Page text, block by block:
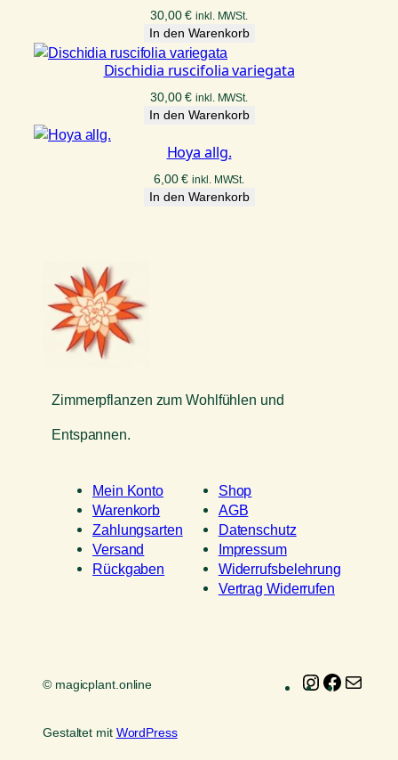
30,00€ inkl. MWSt.
In den Warenkorb
Dischidia ruscifolia variegata
30,00€ inkl. MWSt.
In den Warenkorb
Hoya allg.
6,00€ inkl. MWSt.
In den Warenkorb
Zimmerpflanzen zum Wohlfühlen und
Entspannen.
Mein Konto
Warenkorb
Zahlungsarten
Versand
Rückgaben
Shop
AGB
Datenschutz
Impressum
Widerrufsbelehrung
Vertrag Widerrufen
© magicplant.online Instagram
Gestaltet mit WordPress